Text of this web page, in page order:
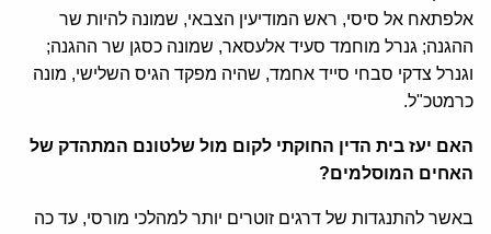
אלפתאח אל סיסי, ראש המודיעין הצבאי, שמונה להיות שר
ההגנה; גנרל מוחמד סעיד אלעסאר, שמונה כסגן שר ההגנה;
וגנרל צדקי סבחי סייד אחמד, שהיה מפקד הגיס השלישי, מונה
כרמטכ"ל.
האם יעז בית הדין החוקתי לקום מול שלטונם המתהדק של
האחים המוסלמים?
באשר להתנגדות של דרגים זוטרים יותר למהלכי מורסי, עד כה